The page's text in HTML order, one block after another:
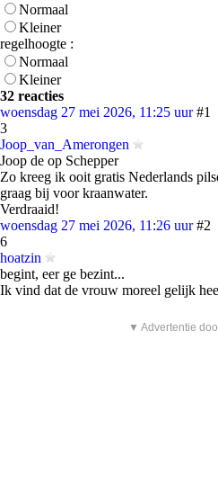
Normaal
Kleiner
regelhoogte :
Normaal
Kleiner
32 reacties
woensdag 27 mei 2026, 11:25 uur #1
3
Joop_van_Amerongen
Joop de op Schepper
Zo kreeg ik ooit gratis Nederlands
graag bij voor kraanwater.
Verdraaid!
woensdag 27 mei 2026, 11:26 uur #2
6
hoatzin
begint, eer ge bezint...
Ik vind dat de vrouw moreel gelijk
▼ Advertentie